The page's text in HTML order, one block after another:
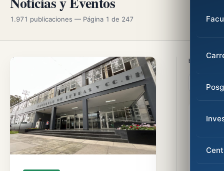
1.971 publicaciones — Página 1 de 247
EXPLORAR